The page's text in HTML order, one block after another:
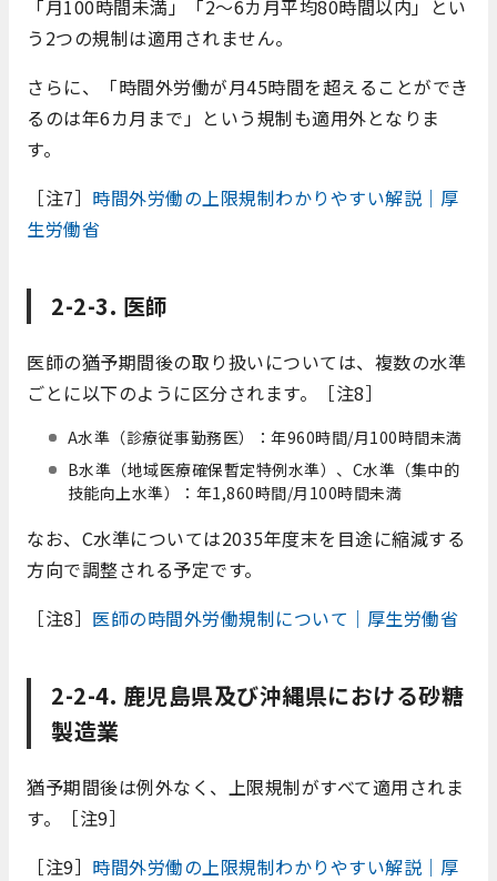
「月100時間未満」「2～6カ月平均80時間以内」とい
う2つの規制は適用されません。
さらに、「時間外労働が月45時間を超えることができ
るのは年6カ月まで」という規制も適用外となりま
す。
［注7］ 時間外労働の上限規制わかりやすい解説｜厚
生労働省
2-2-3. 医師
医師の猶予期間後の取り扱いについては、複数の水準
ごとに以下のように区分されます。［注8］
A水準（診療従事勤務医）：年960時間/月100時間未満
B水準（地域医療確保暫定特例水準）、C水準（集中的
技能向上水準）：年1,860時間/月100時間未満
なお、C水準については2035年度末を目途に縮減する
方向で調整される予定です。
［注8］ 医師の時間外労働規制について｜厚生労働省
2-2-4. 鹿児島県及び沖縄県における砂糖
製造業
猶予期間後は例外なく、上限規制がすべて適用されま
す。［注9］
［注9］ 時間外労働の上限規制わかりやすい解説｜厚